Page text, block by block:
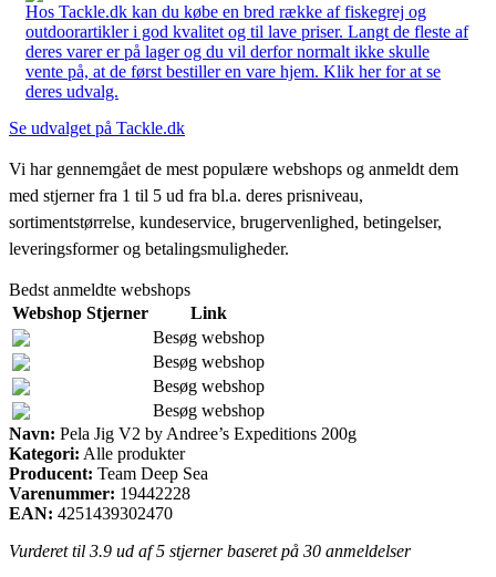
Hos Tackle.dk kan du købe en bred række af fiskegrej og
outdoorartikler i god kvalitet og til lave priser. Langt de fleste af
deres varer er på lager og du vil derfor normalt ikke skulle
vente på, at de først bestiller en vare hjem. Klik her for at se
deres udvalg.
Se udvalget på Tackle.dk
Vi har gennemgået de mest populære webshops og anmeldt dem
med stjerner fra 1 til 5 ud fra bl.a. deres prisniveau,
sortimentstørrelse, kundeservice, brugervenlighed, betingelser,
leveringsformer og betalingsmuligheder.
Bedst anmeldte webshops
Webshop Stjerner
Link
Besøg webshop
Besøg webshop
Besøg webshop
Besøg webshop
Navn: Pela Jig V2 by Andree’s Expeditions 200g
Kategori: Alle produkter
Producent: Team Deep Sea
Varenummer: 19442228
EAN: 4251439302470
Vurderet til 3.9 ud af 5 stjerner baseret på 30 anmeldelser